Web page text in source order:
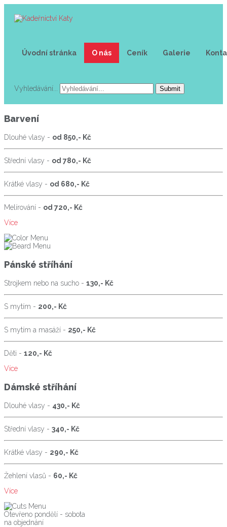
Úvodní stránka O nás Ceník Galerie
Vyhledávání... Submit
Barvení
Dlouhé vlasy - od 850,- Kč
Střední vlasy - od 780,- Kč
Krátké vlasy - od 680,- Kč
Melírování - od 720,- Kč
Více
Pánské stříhání
Strojkem nebo na sucho - 130,- Kč
S mytím - 200,- Kč
S mytím a masáží - 250,- Kč
Děti - 120,- Kč
Více
Dámské stříhání
Dlouhé vlasy - 430,- Kč
Střední vlasy - 340,- Kč
Krátké vlasy - 290,- Kč
Žehlení vlasů - 60,- Kč
Více
Otevřeno pondělí - sobota
na objednání